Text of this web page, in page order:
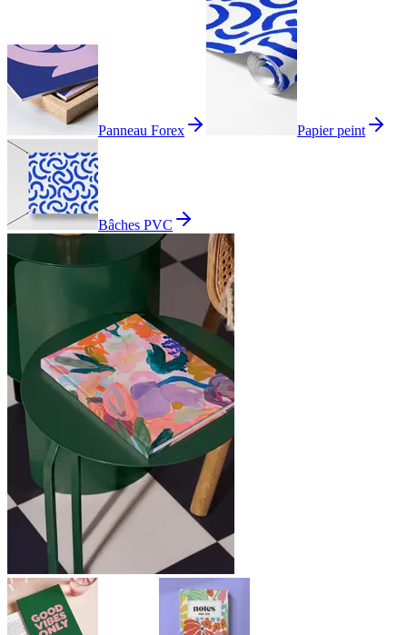
Panneau Forex Papier peint
Bâches PVC